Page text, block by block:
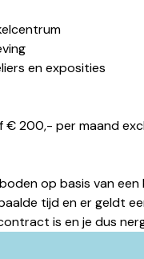
en exposities
€ 200,- per maand
op basis van
tijd en er geldt
is en je dus